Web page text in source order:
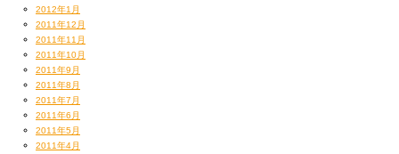
2012年1月
2011年12月
2011年11月
2011年10月
2011年9月
2011年8月
2011年7月
2011年6月
2011年5月
2011年4月